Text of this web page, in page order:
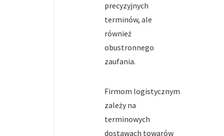
precyzyjnych
terminów, ale
również
obustronnego
zaufania.
Firmom logistycznym
zależy na
terminowych
dostawach towarów